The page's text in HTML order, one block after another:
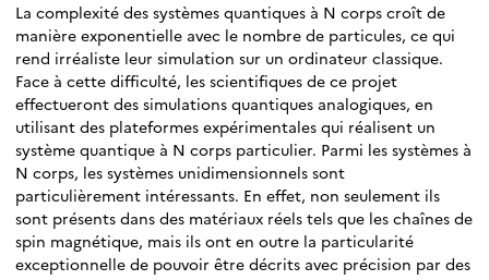
La complexité des systèmes quantiques à N corps croı̂t de
manière exponentielle avec le nombre de particules, ce qui
rend irréaliste leur simulation sur un ordinateur classique.
Face à cette difficulté, les scientifiques de ce projet
effectueront des simulations quantiques analogiques, en
utilisant des plateformes expérimentales qui réalisent un
système quantique à N corps particulier. Parmi les systèmes à
N corps, les systèmes unidimensionnels sont
particulièrement intéressants. En effet, non seulement ils
sont présents dans des matériaux réels tels que les chaı̂nes de
spin magnétique, mais ils ont en outre la particularité
exceptionnelle de pouvoir être décrits avec précision par des